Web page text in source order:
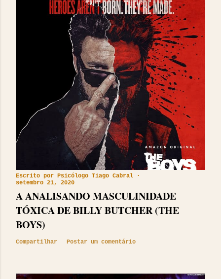
Escrito por Psicólogo Tiago Cabral
setembro 21, 2020
A ANALISANDO MASCULINIDADE
TÓXICA DE BILLY BUTCHER (THE
BOYS)
Compartilhar Postar um comentário